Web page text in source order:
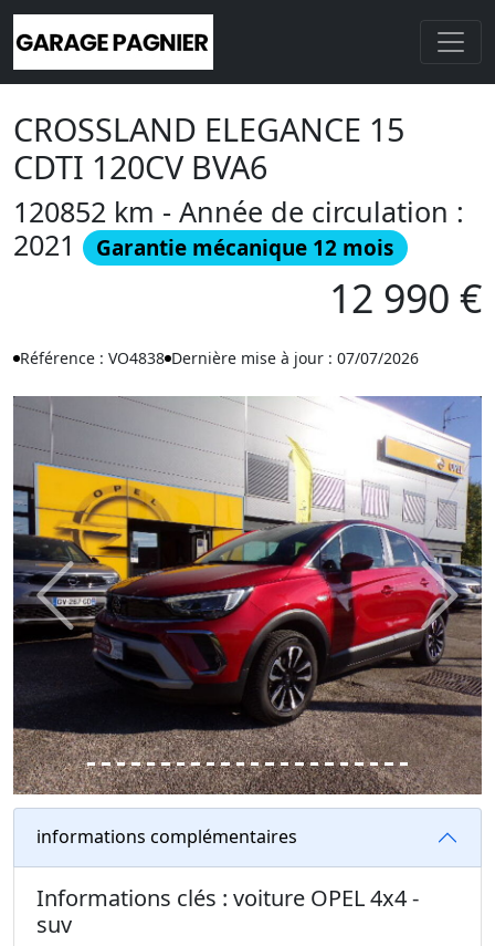
CROSSLAND ELEGANCE 15
CDTI 120CV BVA6
120852 km - Année de circulation :
2021
Garantie mécanique 12 mois
12 990 €
Référence : VO4838 Dernière mise à jour : 07/07/2026
Previous Next
informations complémentaires
Informations clés : voiture OPEL 4x4 -
suv